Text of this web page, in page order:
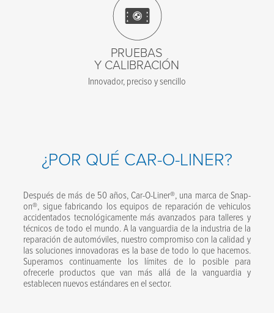
PRUEBAS
Y CALIBRACIÓN
Innovador, preciso y sencillo
¿POR QUÉ CAR-O-LINER?
Después de más de 50 años, Car-O-Liner®, una marca de Snap-
on®, sigue fabricando los equipos de reparación de vehiculos
accidentados tecnológicamente más avanzados para talleres y
técnicos de todo el mundo. A la vanguardia de la industria de la
reparación de automóviles, nuestro compromiso con la calidad y
las soluciones innovadoras es la base de todo lo que hacemos.
Superamos continuamente los límites de lo posible para
ofrecerle productos que van más allá de la vanguardia y
establecen nuevos estándares en el sector.